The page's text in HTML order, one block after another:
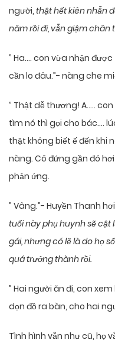
người, thật hết kiên nhẫn
năm rồi đi, vẫn giậm chân
” Ha…. con vừa nhận
cần lo đâu.”- nàng che
” Thật dễ thương! A…..
tìm nó thì gọi cho bác….
thật không biết ế đến khi
nàng. Cô đứng gần đó
phản ứng.
” Vâng.”- Huyền Thanh
tuổi này phụ huynh sẽ
gái, nhưng có lẽ là do họ
quá trưởng thành rồi.
” Hai người ăn đi, con
dọn đồ ra bàn, cho hai
Tình hình vẫn như cũ, họ